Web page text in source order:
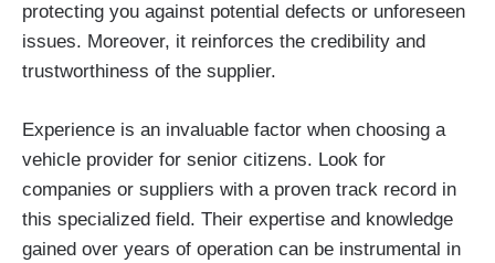
protecting you against potential defects or unforeseen
issues. Moreover, it reinforces the credibility and
trustworthiness of the supplier.
Experience is an invaluable factor when choosing a
vehicle provider for senior citizens. Look for
companies or suppliers with a proven track record in
this specialized field. Their expertise and knowledge
gained over years of operation can be instrumental in